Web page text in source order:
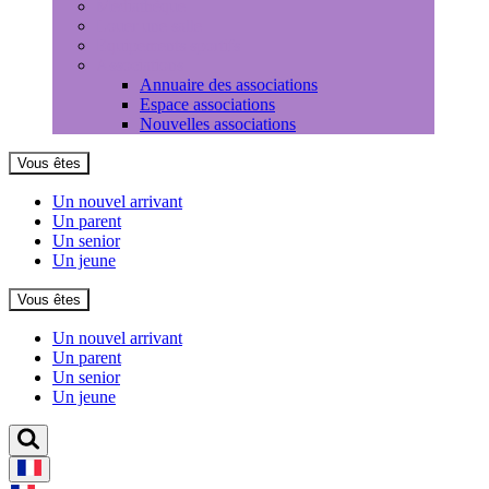
Annuaire des associations
Espace associations
Nouvelles associations
Vous êtes
Un nouvel arrivant
Un parent
Un senior
Un jeune
Vous êtes
Un nouvel arrivant
Un parent
Un senior
Un jeune